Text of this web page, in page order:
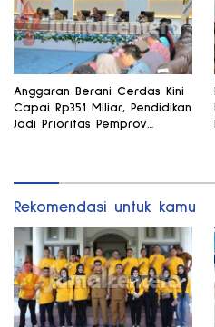
Anggaran Berani Cerdas Kini
Capai Rp351 Miliar, Pendidikan
Jadi Prioritas Pemprov
Rekomendasi untuk kamu